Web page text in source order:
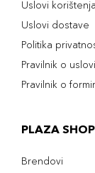
Uslovi korištenja
Uslovi dostave
Politika
Pravilnik o
Pravilnik o
PLAZA SHOP
Brendovi